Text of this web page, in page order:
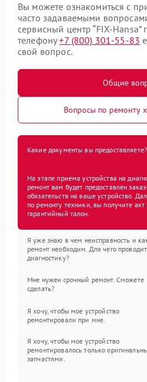
Вы можете ознакомиться с
часто задаваемыми
сервисный центр “FIX-
телефону+7 (800) 301-55-83
свой вопрос.
Общие
Вопросы по ремонту
Какие документы вы предоставляете?
На этапе приема устройства на
ремонт вам будет предоставлен
обязательств на ваше устройство.
по ремонту техники, вы получите
гарантийный талон.
Я уже знаю в чем неисправность и
ремонт необходим. Для чего
диагностику?
Мне нужен срочный ремонт. Сможете
сделать?
Я хочу, чтобы мое устройство
ремонтировали при мне.
Я хочу, чтобы мое устройство
ремонтировалось только
запчастями.